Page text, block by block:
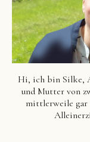
Hi, ich bin Silke,
und Mutter von
mittlerweile gar